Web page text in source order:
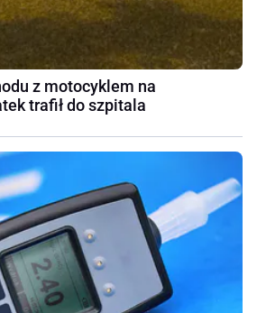
z motocyklem na
trafił do szpitala